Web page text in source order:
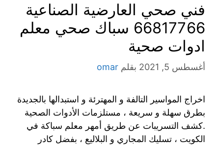
فني صحي العارضية الصناعية
66817766 سباك صحي معلم
ادوات صحية
أغسطس 5, 2021 بقلم omar
اخراج المواسير التالفة و المهترئة و استبدالها بالجديدة
بطرق سهلة و سريعة ، مستلزمات الأدوات الصحية
.كشف التسريبات عن طريق أمهر معلم سباكة في
الكويت ، تسليك المجاري و البلاليع ، بفضل كادر